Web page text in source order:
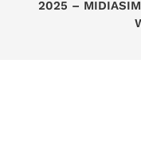
2025 –